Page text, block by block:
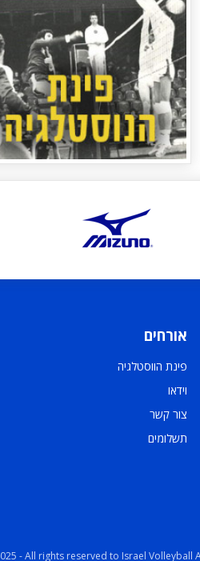
אורחים
פינת הווסטלגיה
וידאו
צור קשר
תשלומים
- All rights reserved to Israel Volleyball